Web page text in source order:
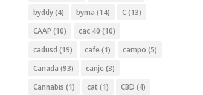
byddy(4) byma (14) C(13)
CAAP (10) cac 40 (10)
cadusd (19) cafe (1) campo (5)
Canada (93) canje (3)
Cannabis (1) cat (1) CBD (4)